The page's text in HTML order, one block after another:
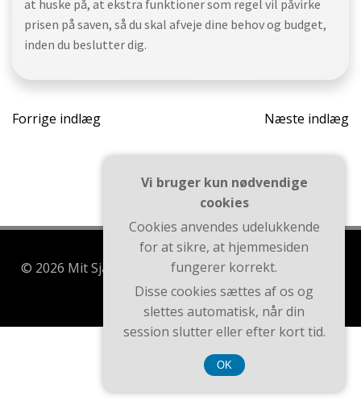
at huske på, at ekstra funktioner som regel vil påvirke
prisen på saven, så du skal afveje dine behov og budget,
inden du beslutter dig.
Indlægsnavigation
Forrige indlæg Næste indlæg
© 2026 Mit Sjælland. Bygget ved at bruge WordPress
og Brite Theme .
CVR DK3740 7739
Vi bruger kun nødvendige
cookies
Cookies anvendes udelukkende
for at sikre, at hjemmesiden
fungerer korrekt.
Disse cookies sættes af os og
slettes automatisk, når din
session slutter eller efter kort tid.
OK